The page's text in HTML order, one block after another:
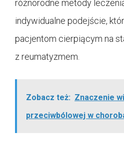
różnorodne metody
indywidualne podejście,
pacjentom cierpiącym na
z reumatyzmem.
Zobacz też: Znaczenie
przeciwbólowej w